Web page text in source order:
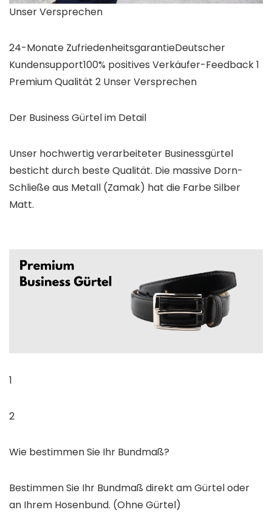
Unser Versprechen
24-Monate ZufriedenheitsgarantieDeutscher
Kundensupport100% positives Verkäufer-Feedback 1
Premium Qualität 2 Unser Versprechen
Der Business Gürtel im Detail
Unser hochwertig verarbeiteter Businessgürtel
besticht durch beste Qualität. Die massive Dorn-
Schließe aus Metall (Zamak) hat die Farbe Silber
Matt.
1
2
Wie bestimmen Sie Ihr Bundmaß?
Bestimmen Sie Ihr Bundmaß direkt am Gürtel oder
an Ihrem Hosenbund. (Ohne Gürtel)